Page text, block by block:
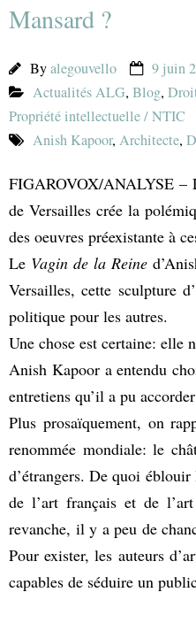
Mansard ?
Byalegouvello
9 juin
Actualités ALG, Blog,
Propriété intellectuelle / NTIC
Anish Kapoor, Architecte,
FIGAROVOX/ANALYSE –
de Versailles crée la
des oeuvres préexistante à
Le Vagin de la Reine
Versailles, cette sculpture
politique pour les autres.
Une chose est certaine: elle
Anish Kapoor a entendu
entretiens qu’il a pu
Plus prosaïquement, on
renommée mondiale: le
d’étrangers. De quoi
de l’art français et de
revanche, il y a peu de
Pour exister, les auteurs
capables de séduire un